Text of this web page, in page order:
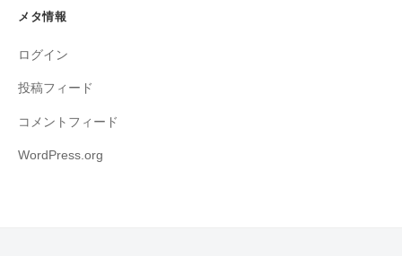
メタ情報
ログイン
投稿フィード
コメントフィード
WordPress.org